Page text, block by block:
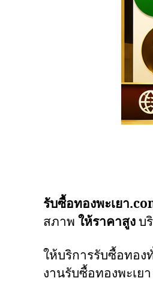
รับซื้อทองพะเยา
สภาพ ให้ราคาสูงบ
ให้บริการรับซื้อทอง
งานรับซื้อทองพะเย